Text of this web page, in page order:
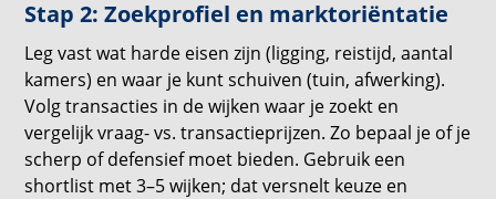
Stap 2: Zoekprofiel en marktoriëntatie
Leg vast wat harde eisen zijn (ligging, reistijd, aantal
kamers) en waar je kunt schuiven (tuin, afwerking).
Volg transacties in de wijken waar je zoekt en
vergelijk vraag- vs. transactieprijzen. Zo bepaal je of je
scherp of defensief moet bieden. Gebruik een
shortlist met 3–5 wijken; dat versnelt keuze en